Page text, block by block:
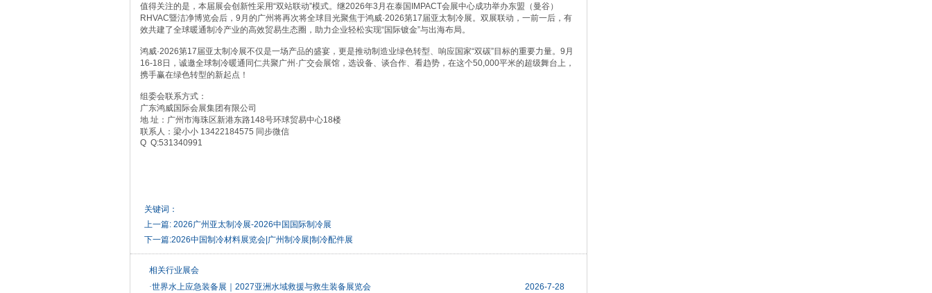
值得关注的是，本届展会创新性采用“双站联动”模式。继2026年3月在泰国IMPACT会展中心成功举办东盟（曼谷）
RHVAC暨洁净博览会后，9月的广州将再次将全球目光聚焦于鸿威·2026第17届亚太制冷展。双展联动，一前一后，有
效共建了全球暖通制冷产业的高效贸易生态圈，助力企业轻松实现“国际镀金”与出海布局。
鸿威·2026第17届亚太制冷展不仅是一场产品的盛宴，更是推动制造业绿色转型、响应国家“双碳”目标的重要力量。9月
16-18日，诚邀全球制冷暖通同仁共聚广州·广交会展馆，选设备、谈合作、看趋势，在这个50,000平米的超级舞台上，
携手赢在绿色转型的新起点！
组委会联系方式：
广东鸿威国际会展集团有限公司
地 址：广州市海珠区新港东路148号环球贸易中心18楼
联系人：梁小小 13422184575 同步微信
Q Q:531340991
关键词：
上一篇: 2026广州亚太制冷展-2026中国国际制冷展
下一篇:2026中国制冷材料展览会|广州制冷展|制冷配件展
相关行业展会
·世界水上应急装备展｜2027亚洲水域救援与救生装备展览会 2026-7-28